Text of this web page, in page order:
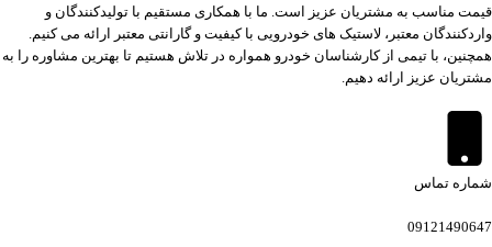
قیمت مناسب به مشتریان عزیز است. ما با همکاری مستقیم با تولیدکنندگان و
واردکنندگان معتبر، لاستیک های خودرویی با کیفیت و گارانتی معتبر ارائه می کنیم.
همچنین، با تیمی از کارشناسان خودرو همواره در تلاش هستیم تا بهترین مشاوره را به
مشتریان عزیز ارائه دهیم.
شماره تماس
09121490647